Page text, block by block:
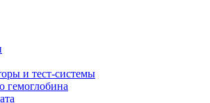
и тест-системы
гемоглобина